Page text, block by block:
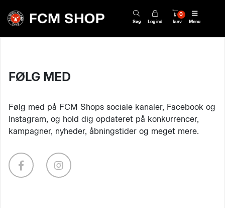
Søg Log ind kurv
0
Menu
FØLG MED
Følg med på FCM Shops sociale kanaler, Facebook og
Instagram, og hold dig opdateret på konkurrencer,
kampagner, nyheder, åbningstider og meget mere.